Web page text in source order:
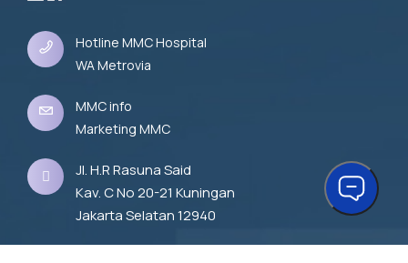
Hotline MMC Hospital
WA Metrovia
MMC info
Marketing MMC
Jl. H.R Rasuna Said
Kav. C No 20-21 Kuningan
Jakarta Selatan 12940